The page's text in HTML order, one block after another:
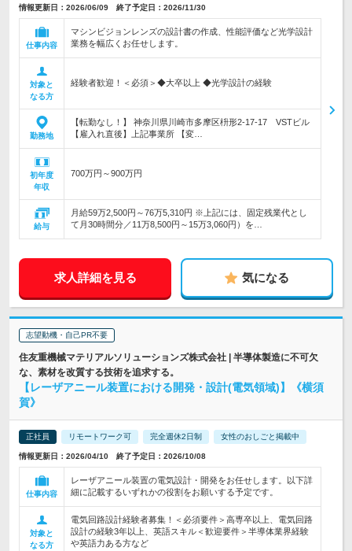
情報更新日：2026/06/09 終了予定日：2026/11/30
仕事内容
マシンビジョンレンズの設計書の作成、性能評価など光学設計
業務を幅広くお任せします。
対象と
なる方
経験者歓迎！＜必須＞◆大卒以上 ◆光学設計の経験
勤務地
【転勤なし！】 神奈川県川崎市多摩区枡形2-17-17 VSTビル
【雇入れ直後】上記事業所 【変…
初年度
年収
700万円～900万円
給与
月給59万2,500円～76万5,310円 ※上記には、固定残業代とし
て月30時間分／11万8,500円～15万3,060円）を…
求人詳細を見る 気になる
志望動機・自己PR不要
住友重機械マテリアルソリューションズ株式会社 | 半導体製造に不可欠
な、素材を改質する技術を追求する。
【レーザアニール装置における開発・設計(電気領域)】《横須
賀》
正社員 リモートワーク可 完全週休2日制 女性のおしごと掲載中
情報更新日：2026/04/10 終了予定日：2026/10/08
仕事内容
レーザアニール装置の電気設計・開発をお任せします。以下詳
細に記載するいずれかの役割をお願いする予定です。
対象と
なる方
電気回路設計経験者募集！＜必須要件＞高専卒以上、電気回路
設計の経験3年以上、英語スキル＜歓迎要件＞半導体業界経験
や英語力ある方など